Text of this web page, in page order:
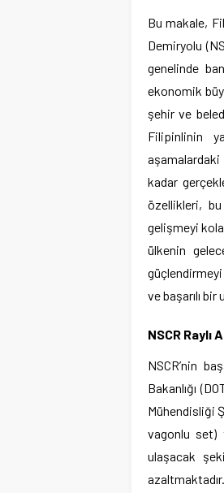
Bu makale,
Demiryolu
genelinde
ekonomik
şehir ve
Filipinlinin
kadar
özellikleri,
gelişmeyi
ülkenin
ve başarılı
NSCR Raylı
NSCR’nin
Bakanlığı
Mühendisliği
vagonlu set)
ulaşacak